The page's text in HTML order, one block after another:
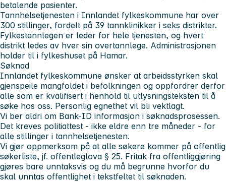
betalende pasienter.
Tannhelsetjenesten i Innlandet fylkeskommune har over
300 stillinger, fordelt på 39 tannklinikker i seks distrikter.
Fylkestannlegen er leder for hele tjenesten, og hvert
distrikt ledes av hver sin overtannlege. Administrasjonen
holder til i fylkeshuset på Hamar.
Søknad
Innlandet fylkeskommune ønsker at arbeidsstyrken skal
gjenspeile mangfoldet i befolkningen og oppfordrer derfor
alle som er kvalifisert i henhold til utlysningsteksten til å
søke hos oss. Personlig egnethet vil bli vektlagt.
Vi ber aldri om Bank-ID informasjon i søknadsprosessen.
Det kreves politiattest - ikke eldre enn tre måneder - for
alle stillinger i tannhelsetjenesten.
Vi gjør oppmerksom på at alle søkere kommer på offentlig
søkerliste, jf. offentleglova § 25. Fritak fra offentliggjøring
gjøres bare unntaksvis og du må begrunne hvorfor du
skal unntas offentlighet i tekstfeltet til søknaden.